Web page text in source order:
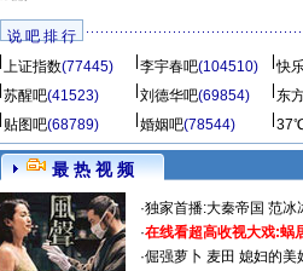
说 吧 排 行
上证指数(77445) 李宇春吧(104510) 快
苏醒吧(41523) 刘德华吧(69854) 东
贴图吧(68789) 婚姻吧(78544)
最 热 视 频
·独家首播:大秦帝国 范冰
·在线看超高收视大戏:蜗
·倔强萝卜 麦田 媳妇的美